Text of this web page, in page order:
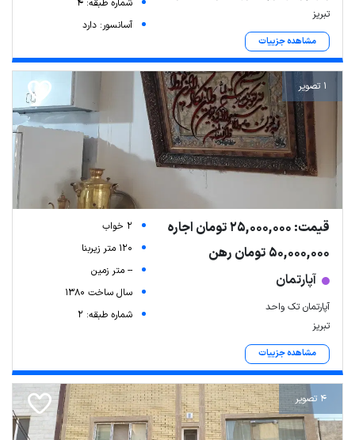
تبریز
مشاهده جزییات
آسانسور: دارد
1 تصویر
قیمت: 25,000,000 تومان اجاره
50,000,000 تومان رهن
آپارتمان
آپارتمان تک واحد
تبریز
مشاهده جزییات
2 خواب
120 متر زیربنا
-- متر زمین
سال ساخت 1380
شماره طبقه: 2
4 تصویر